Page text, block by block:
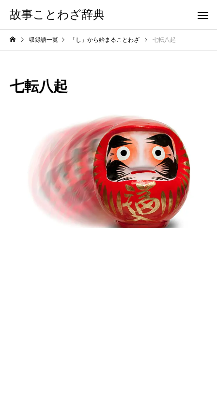
故事ことわざ辞典
収録語一覧 「し」から始まることわざ 七転八起
七転八起